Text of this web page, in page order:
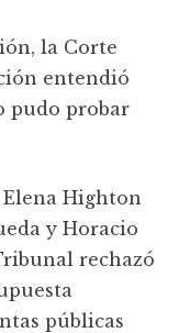
la Corte
entendió
pudo probar
Highton
y Horacio
rechazó
públicas